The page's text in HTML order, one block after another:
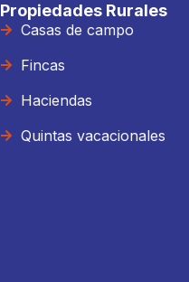
Propiedades Rurales
Casas de campo
Fincas
Haciendas
Quintas vacacionales